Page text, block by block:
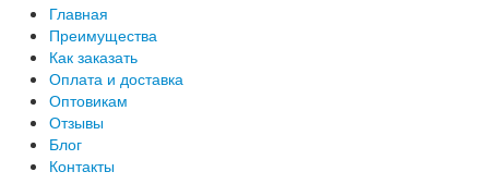
Главная
Преимущества
Как заказать
Оплата и доставка
Оптовикам
Отзывы
Блог
Контакты